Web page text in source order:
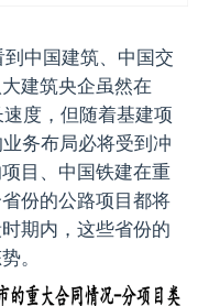
中国建筑、中国交
建筑央企虽然在
度，但随着基建项
务布局必将受到冲
目、中国铁建在重
份的公路项目都将
期内，这些省份的
。